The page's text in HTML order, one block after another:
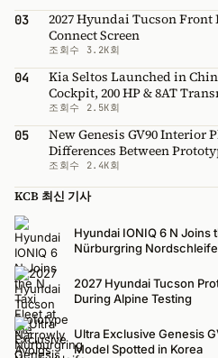
03
2027 Hyundai Tucson Front
Connect Screen
조회수 3.2K회
04
Kia Seltos Launched in
Cockpit, 200 HP & 8AT
조회수 2.5K회
05
New Genesis GV90 Interior
Differences Between
조회수 2.4K회
KCB 최신 기사
Hyundai IONIQ 6 N Joins
Nürburgring Nordschleife
2027 Hyundai Tucson
During Alpine Testing
Ultra Exclusive Genesis
Model Spotted in Korea